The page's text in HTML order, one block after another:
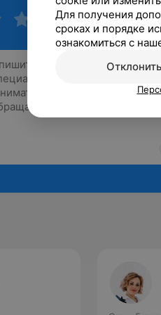
Для получения
сроках и порядке
ознакомиться с
Отклонить